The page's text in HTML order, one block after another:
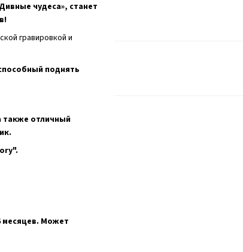
чудеса», станет
гравировкой и
поднять
также отличный
месяцев. Может